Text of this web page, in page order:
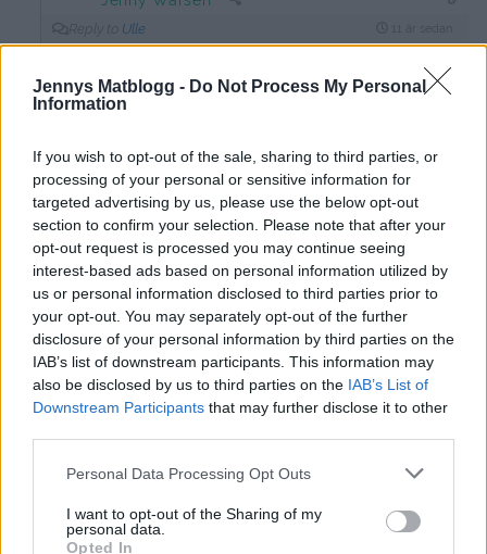
Jennys Matblogg - Do Not Process My Personal
Information
If you wish to opt-out of the sale, sharing to third parties, or
processing of your personal or sensitive information for
targeted advertising by us, please use the below opt-out
section to confirm your selection. Please note that after your
opt-out request is processed you may continue seeing
interest-based ads based on personal information utilized by
us or personal information disclosed to third parties prior to
your opt-out. You may separately opt-out of the further
disclosure of your personal information by third parties on the
IAB’s list of downstream participants. This information may
also be disclosed by us to third parties on the IAB’s List of
Downstream Participants that may further disclose it to other
Personal Data Processing Opt Outs
I want to opt-out of the Sharing of my
personal data.
Opted In
Ulle
och tycker om att ändra om & renovera lika mycket som
jag 🙂
Kram
0 Svara
Carola
11 år sedan
Blev som natt och dag, bra jobbat!!
0 Svara
Mikaela
11 år sedan
Vill också veta var bordet är ifrån SÅ SNYGGT!